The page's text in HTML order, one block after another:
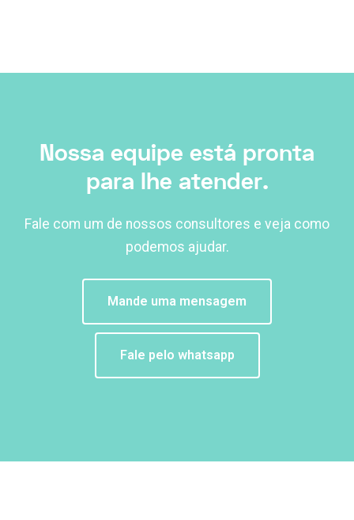
Nossa equipe está pronta
para lhe atender.
Fale com um de nossos consultores e veja como
podemos ajudar.
Mande uma mensagem
Fale pelo whatsapp